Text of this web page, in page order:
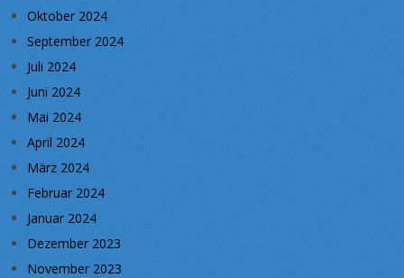
Oktober 2024
September 2024
Juli 2024
Juni 2024
Mai 2024
April 2024
März 2024
Februar 2024
Januar 2024
Dezember 2023
November 2023